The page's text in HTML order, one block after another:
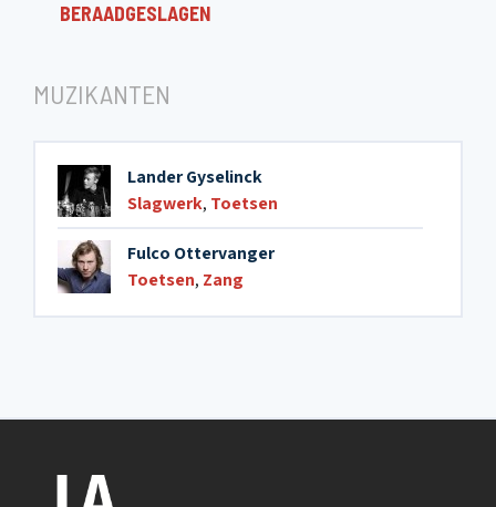
BERAADGESLAGEN
MUZIKANTEN
Lander Gyselinck
Slagwerk, Toetsen
Fulco Ottervanger
Toetsen, Zang